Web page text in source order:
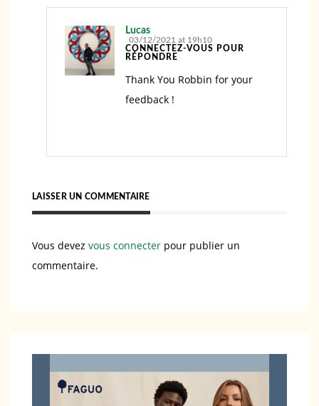
Lucas
03/12/2021 at 19h10
CONNECTEZ-VOUS POUR
RÉPONDRE
Thank You Robbin for your
feedback !
LAISSER UN COMMENTAIRE
Vous devez vous connecter pour publier un
commentaire.